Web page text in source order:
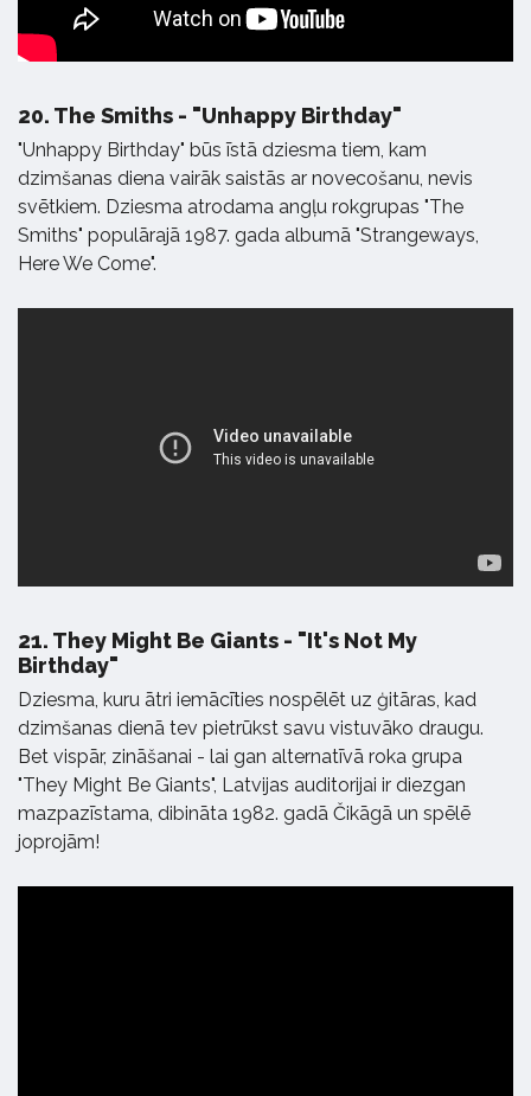
20. The Smiths - "Unhappy Birthday"
"Unhappy Birthday" būs īstā dziesma tiem, kam
dzimšanas diena vairāk saistās ar novecošanu, nevis
svētkiem. Dziesma atrodama angļu rokgrupas "The
Smiths" populārajā 1987. gada albumā "Strangeways,
Here We Come".
21. They Might Be Giants - "It's Not My
Birthday"
Dziesma, kuru ātri iemācīties nospēlēt uz ģitāras, kad
dzimšanas dienā tev pietrūkst savu vistuvāko draugu.
Bet vispār, zināšanai - lai gan alternatīvā roka grupa
"They Might Be Giants", Latvijas auditorijai ir diezgan
mazpazīstama, dibināta 1982. gadā Čikāgā un spēlē
joprojām!